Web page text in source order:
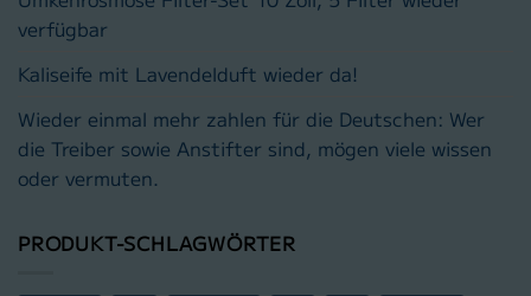
verfügbar
Kaliseife mit Lavendelduft wieder da!
Wieder einmal mehr zahlen für die Deutschen: Wer
die Treiber sowie Anstifter sind, mögen viele wissen
oder vermuten.
PRODUKT-SCHLAGWÖRTER